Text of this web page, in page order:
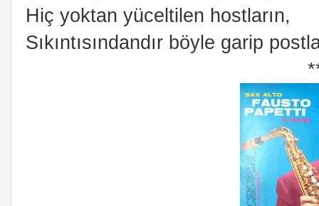
Hiç yoktan yüceltilen hostların,
Sıkıntısındandır böyle garip